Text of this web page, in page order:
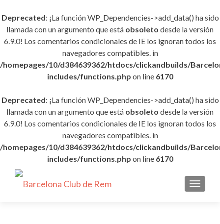
Deprecated: ¡La función WP_Dependencies->add_data() ha sido
llamada con un argumento que está obsoleto desde la versión
6.9.0! Los comentarios condicionales de IE los ignoran todos los
navegadores compatibles. in
/homepages/10/d384639362/htdocs/clickandbuilds/
includes/functions.php on line 6170
Deprecated: ¡La función WP_Dependencies->add_data() ha sido
llamada con un argumento que está obsoleto desde la versión
6.9.0! Los comentarios condicionales de IE los ignoran todos los
navegadores compatibles. in
/homepages/10/d384639362/htdocs/clickandbuilds/
includes/functions.php on line 6170